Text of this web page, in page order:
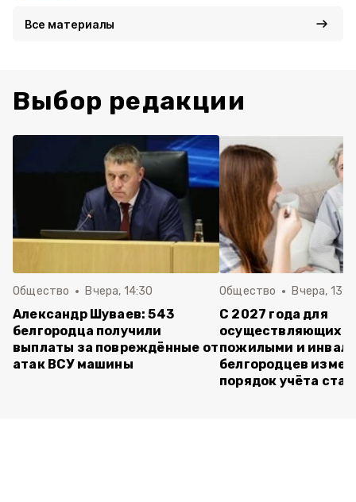
Все материалы
Выбор редакции
Общество Вчера, 14:30
Александр Шуваев: 543
белгородца получили
выплаты за повреждённые от
атак ВСУ машины
Общество Вчера,
С 2027 года для
осуществляющих
пожилыми и
белгородцев
порядок учёта ста